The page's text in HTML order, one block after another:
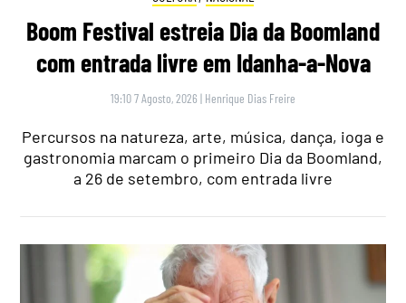
Boom Festival estreia Dia da Boomland
com entrada livre em Idanha-a-Nova
19:10 7 Agosto, 2026 | Henrique Dias Freire
Percursos na natureza, arte, música, dança, ioga e
gastronomia marcam o primeiro Dia da Boomland,
a 26 de setembro, com entrada livre